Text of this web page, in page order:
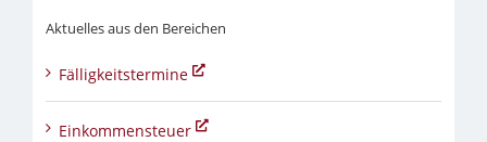
Aktuelles aus den Bereichen
Fälligkeitstermine
Einkommensteuer